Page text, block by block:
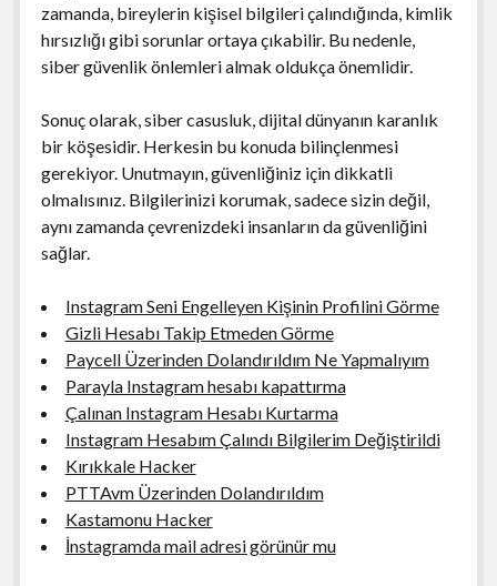
zamanda, bireylerin kişisel bilgileri çalındığında, kimlik
hırsızlığı gibi sorunlar ortaya çıkabilir. Bu nedenle,
siber güvenlik önlemleri almak oldukça önemlidir.
Sonuç olarak, siber casusluk, dijital dünyanın karanlık
bir köşesidir. Herkesin bu konuda bilinçlenmesi
gerekiyor. Unutmayın, güvenliğiniz için dikkatli
olmalısınız. Bilgilerinizi korumak, sadece sizin değil,
aynı zamanda çevrenizdeki insanların da güvenliğini
sağlar.
Instagram Seni Engelleyen Kişinin Profilini Görme
Gizli Hesabı Takip Etmeden Görme
Paycell Üzerinden Dolandırıldım Ne Yapmalıyım
Parayla Instagram hesabı kapattırma
Çalınan Instagram Hesabı Kurtarma
Instagram Hesabım Çalındı Bilgilerim Değiştirildi
Kırıkkale Hacker
PTTAvm Üzerinden Dolandırıldım
Kastamonu Hacker
İnstagramda mail adresi görünür mu